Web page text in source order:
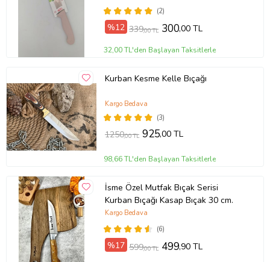
(2)
%12 339,00 TL 300,00 TL
32,00 TL'den Başlayan Taksitlerle
Kurban Kesme Kelle Bıçağı
(3)
Kargo Bedava
1250,00 TL 925,00 TL
98,66 TL'den Başlayan Taksitlerle
İsme Özel Mutfak Bıçak Serisi
Kurban Bıçağı Kasap Bıçak 30 cm.
(6)
Kargo Bedava
%17 599,00 TL 499,90 TL